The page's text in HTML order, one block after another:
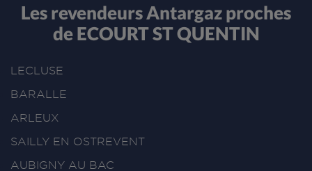
Les revendeurs Antargaz proches
de ECOURT ST QUENTIN
LECLUSE
BARALLE
ARLEUX
SAILLY EN OSTREVENT
AUBIGNY AU BAC